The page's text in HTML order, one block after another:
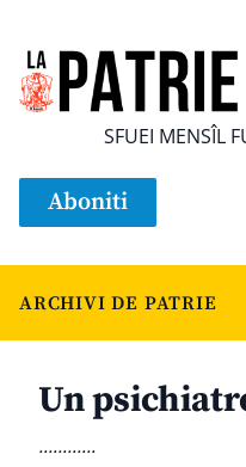
SFUEI MENSÎL
Aboniti
ARCHIVI DE PATRIE
Un
............